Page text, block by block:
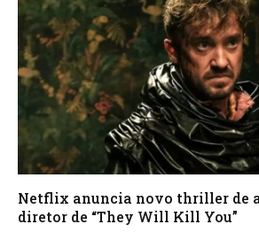
Netflix anuncia novo thriller de
diretor de “They Will Kill You”